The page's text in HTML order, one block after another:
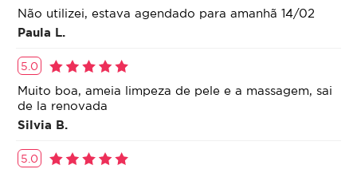
Atendimento profissional, ambiente confortável e
produtos de qualidade garantida.
Garanta agora seu horário e saia linda da cabeça
Não utilizei, estava agendado para amanhã 14/02
Paula L.
5.0
Muito boa, ameia limpeza de pele e a massagem, sai
de la renovada
Silvia B.
5.0